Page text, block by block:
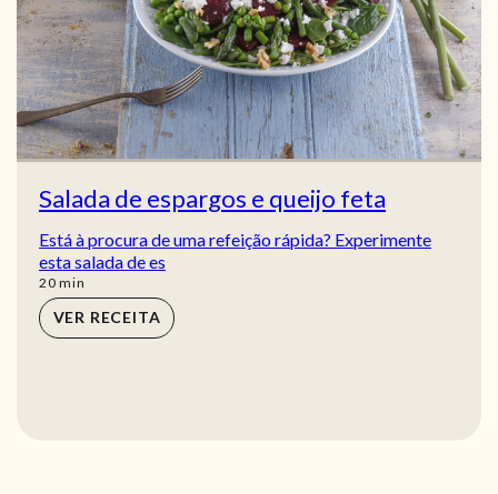
Salada de espargos e queijo feta
Está à procura de uma refeição rápida? Experimente
esta salada de es
20min
min
VER RECEITA